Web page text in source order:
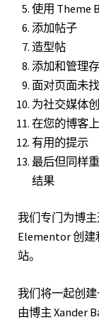
使用 Theme
添加帖子
造型帖
添加和管理
面对页面未
为社交媒体
在您的博客
有用的提示
最后但同样
结果
我们专门为博
Elementor 创
站。
我们将一起创建
由博主 Xander